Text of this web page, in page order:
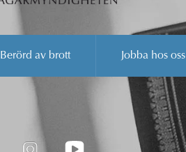
Berörd av brott Jobba hos oss